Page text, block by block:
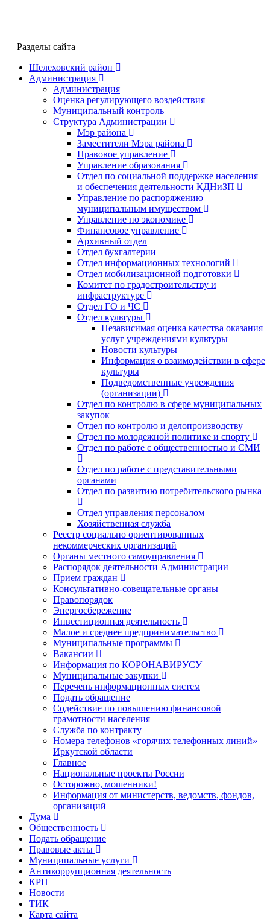
Разделы сайта
Шелеховский район
Администрация
Администрация
Оценка регулирующего воздействия
Муниципальный контроль
Структура Администрации
Мэр района
Заместители Мэра района
Правовое управление
Управление образования
Отдел по социальной поддержке населения
и обеспечения деятельности КДНиЗП
Управление по распоряжению
муниципальным имуществом
Управление по экономике
Финансовое управление
Архивный отдел
Отдел бухгалтерии
Отдел информационных технологий
Отдел мобилизационной подготовки
Комитет по градостроительству и
инфраструктуре
Отдел ГО и ЧС
Отдел культуры
Независимая оценка качества оказания
услуг учреждениями культуры
Новости культуры
Информация о взаимодействии в сфере
культуры
Подведомственные учреждения
(организации)
Отдел по контролю в сфере муниципальных
закупок
Отдел по контролю и делопроизводству
Отдел по молодежной политике и спорту
Отдел по работе с общественностью и СМИ
Отдел по работе с представительными
органами
Отдел по развитию потребительского рынка
Отдел управления персоналом
Хозяйственная служба
Реестр социально ориентированных
некоммерческих организаций
Органы местного самоуправления
Распорядок деятельности Администрации
Прием граждан
Консультативно-совещательные органы
Правопорядок
Энергосбережение
Инвестиционная деятельность
Малое и среднее предпринимательство
Муниципальные программы
Вакансии
Информация по КОРОНАВИРУСУ
Муниципальные закупки
Перечень информационных систем
Подать обращение
Содействие по повышению финансовой
грамотности населения
Служба по контракту
Номера телефонов «горячих телефонных линий»
Иркутской области
Главное
Национальные проекты России
Осторожно, мошенники!
Информация от министерств, ведомств, фондов,
организаций
Дума
Общественность
Подать обращение
Правовые акты
Муниципальные услуги
Антикоррупционная деятельность
КРП
Новости
ТИК
Карта сайта